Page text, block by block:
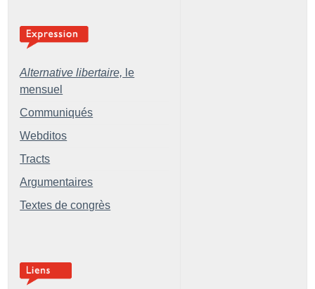
Alternative libertaire, le
mensuel
Communiqués
Webditos
Tracts
Argumentaires
Textes de congrès